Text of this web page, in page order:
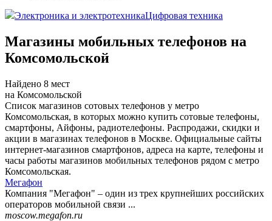
Электроника и электротехникаЦифровая техника
Магазины мобильных телефонов на
Комсомольской
Найдено 8 мест
на Комсомольской
Список магазинов сотовых телефонов у метро
Комсомольская, в которых можно купить сотовые телефоны,
смартфоны, Айфоны, радиотелефоны. Распродажи, скидки и
акции в магазинах телефонов в Москве. Официальные сайты
интернет-магазинов смартфонов, адреса на карте, телефоны и
часы работы магазинов мобильных телефонов рядом с метро
Комсомольская.
Мегафон
Компания "Мегафон" – один из трех крупнейших российских
операторов мобильной связи ...
moscow.megafon.ru